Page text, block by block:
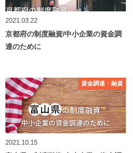
2021.03.22
京都府の制度融資/中小企業の資金調
達のために
資⾦調達・融資
資⾦調達・融資
2021.10.15